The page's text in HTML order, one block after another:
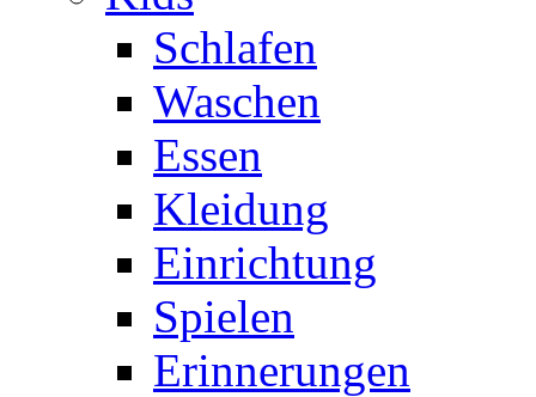
Schlafen
Waschen
Essen
Kleidung
Einrichtung
Spielen
Erinnerungen